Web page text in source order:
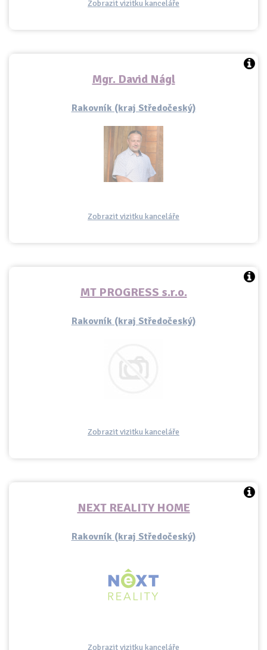
Zobrazit vizitku kanceláře
Mgr. David Nágl
Rakovník (kraj Středočeský)
Zobrazit vizitku kanceláře
MT PROGRESS s.r.o.
Rakovník (kraj Středočeský)
Zobrazit vizitku kanceláře
NEXT REALITY HOME
Rakovník (kraj Středočeský)
Zobrazit vizitku kanceláře